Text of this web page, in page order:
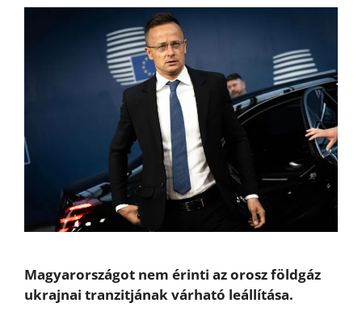
Magyarországot nem érinti az orosz földgáz
ukrajnai tranzitjának várható leállítása.